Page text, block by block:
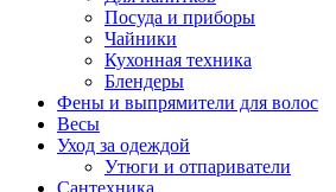
Посуда и приборы
Чайники
Кухонная техника
Блендеры
Фены и выпрямители для волос
Весы
Уход за одеждой
Утюги и отпариватели
Сантехника